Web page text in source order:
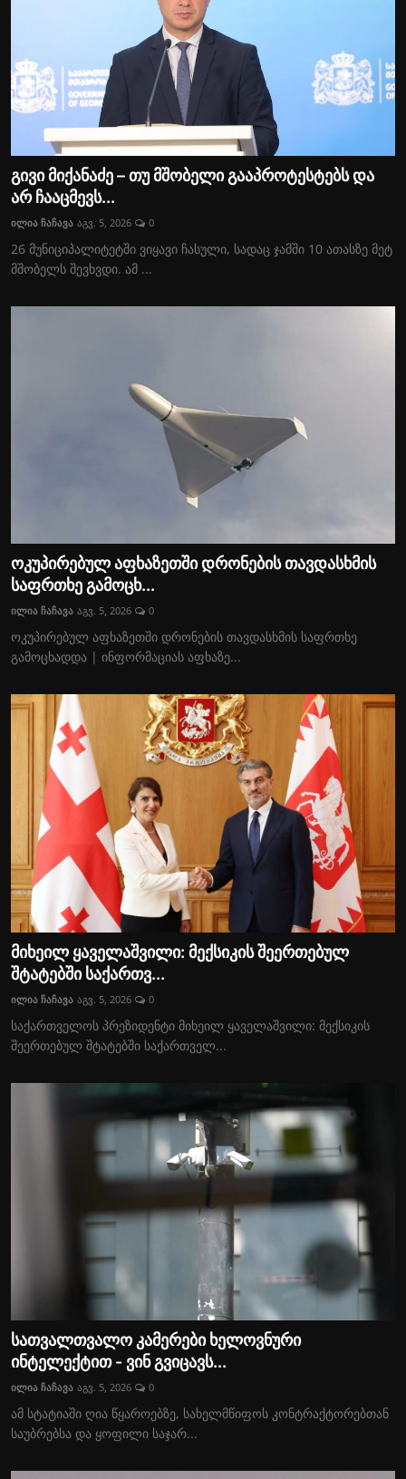
გივი მიქანაძე – თუ მშობელი გააპროტესტებს და
არ ჩააცმევს...
ილია ჩაჩავა აგვ. 5, 2026 0
26 მუნიციპალიტეტში ვიყავი ჩასული, სადაც ჯამში 10 ათასზე მეტ
მშობელს შევხვდი. ამ ...
ოკუპირებულ აფხაზეთში დრონების თავდასხმის
საფრთხე გამოცხ...
ილია ჩაჩავა აგვ. 5, 2026 0
ოკუპირებულ აფხაზეთში დრონების თავდასხმის საფრთხე
გამოცხადდა | ინფორმაციას აფხაზე...
მიხეილ ყაველაშვილი: მექსიკის შეერთებულ
შტატებში საქართვ...
ილია ჩაჩავა აგვ. 5, 2026 0
საქართველოს პრეზიდენტი მიხეილ ყაველაშვილი: მექსიკის
შეერთებულ შტატებში საქართველ...
სათვალთვალო კამერები ხელოვნური
ინტელექტით - ვინ გვიცავს...
ილია ჩაჩავა აგვ. 5, 2026 0
ამ სტატიაში ღია წყაროებზე, სახელმწიფოს კონტრაქტორებთან
საუბრებსა და ყოფილი საჯარ...